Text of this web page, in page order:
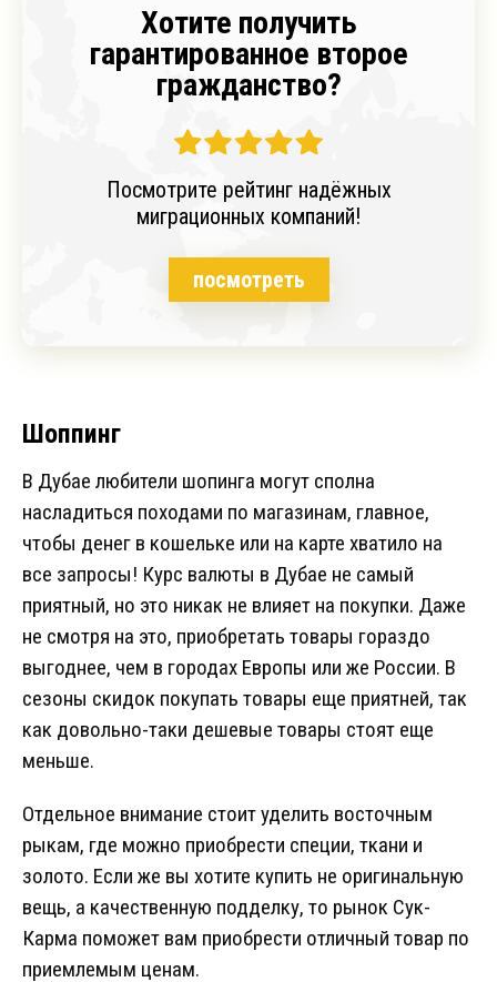
Хотите получить
гарантированное второе
гражданство?
Посмотрите рейтинг надёжных
миграционных компаний!
посмотреть
Шоппинг
В Дубае любители шопинга могут сполна
насладиться походами по магазинам, главное,
чтобы денег в кошельке или на карте хватило на
все запросы! Курс валюты в Дубае не самый
приятный, но это никак не влияет на покупки. Даже
не смотря на это, приобретать товары гораздо
выгоднее, чем в городах Европы или же России. В
сезоны скидок покупать товары еще приятней, так
как довольно-таки дешевые товары стоят еще
меньше.
Отдельное внимание стоит уделить восточным
рыкам, где можно приобрести специи, ткани и
золото. Если же вы хотите купить не оригинальную
вещь, а качественную подделку, то рынок Сук-
Карма поможет вам приобрести отличный товар по
приемлемым ценам.